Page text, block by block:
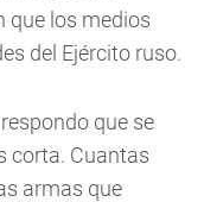
que los medios
del Ejército ruso.
que se
corta. Cuantas
armas que